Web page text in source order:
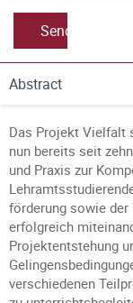
Send
Abstract
Das Projekt Vielfalt
nun bereits seit
und Praxis zur
förderung sowie
erfolgreich
Projektentstehung
verschiedenen